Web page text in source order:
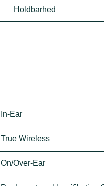
Holdbarhed
In-Ear
True Wireless
On/Over-Ear